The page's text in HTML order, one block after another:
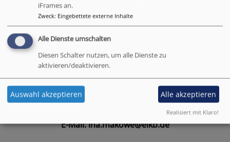
Pfarrerin Ina Makowe
Vakanzvertretung in der Kur-, Reha- und
Krankenhausseelsorge in Bad Brückenau
Tel.: 0178 400 888 2
E-Mail:ina.makowe@elkb.de
iFrames an.
Zweck: Eingebettete externe Inhalte
Alle Dienste umschalten
Diesen Schalter nutzen, um alle Dienste zu
aktivieren/deaktivieren.
Auswahl akzeptieren Alle akzeptieren
Realisiert mit Klaro!